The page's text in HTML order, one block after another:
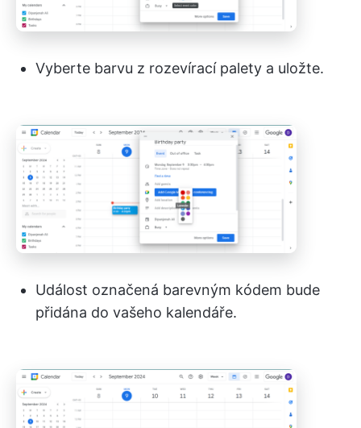
Vyberte barvu z rozevírací palety a uložte.
Událost označená barevným kódem bude
přidána do vašeho kalendáře.